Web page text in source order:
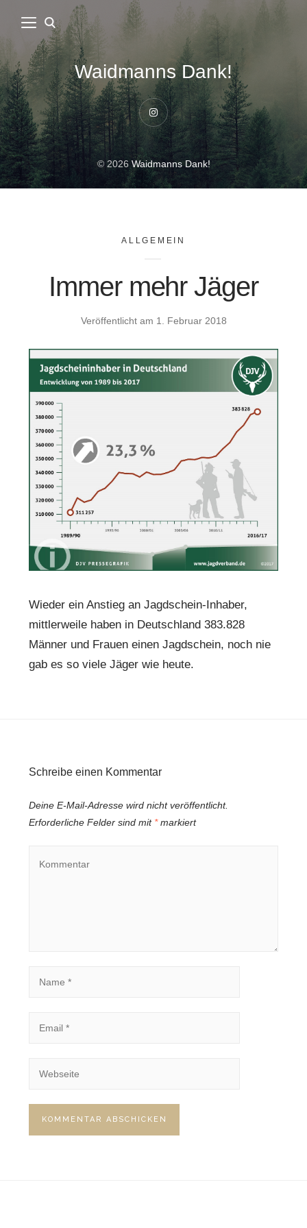
Waidmanns Dank!
Instagram
© 2026Waidmanns Dank!
ALLGEMEIN
Immer mehr Jäger
Veröffentlicht am 1. Februar 2018
Wieder ein Anstieg an Jagdschein-Inhaber,
mittlerweile haben in Deutschland 383.828
Männer und Frauen einen Jagdschein, noch nie
gab es so viele Jäger wie heute.
Schreibe einen Kommentar
Deine E-Mail-Adresse wird nicht veröffentlicht.
Erforderliche Felder sind mit *markiert